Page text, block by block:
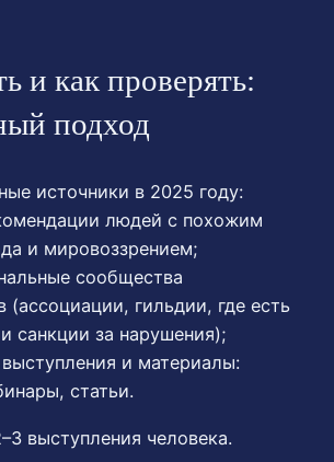
и как проверять:
подход
источники в 2025 году:
людей с похожим
и мировоззрением;
сообщества
(ассоциации, гильдии, где есть
санкции за нарушения);
и материалы:
статьи.
выступления человека.